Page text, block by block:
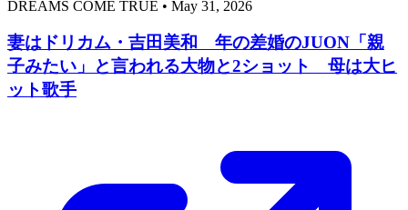
DREAMS COME TRUE • May 31, 2026
妻はドリカム・吉田美和 年の差婚のJUON「親
子みたい」と言われる大物と2ショット 母は大ヒ
ット歌手